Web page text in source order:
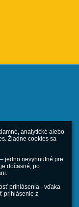
analytické alebo
Žiadne cookies sa
jedno nevyhnutné pre
dočasné, po
prihlásenia - vďaka
prihlásenie z